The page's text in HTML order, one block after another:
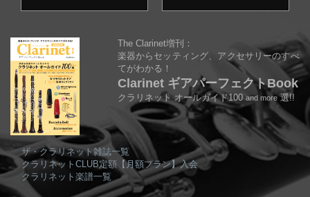
The Clarinet増刊：
楽器からセッティング、アクセサリーのすべ
てがわかる！
Clarinet ギアパーフェクトBook
クラリネット オールガイド100and more選!!
ザ・クラリネット雑誌一覧
クラリネットCLUB定額【月額プラン】入会
クラリネット楽譜一覧